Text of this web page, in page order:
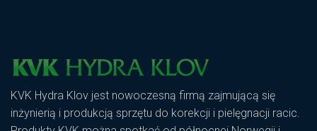
KVK Hydra Klov jest nowoczesną firmą zajmującą się
inżynierią i produkcją sprzętu do korekcji i pielęgnacji racic.